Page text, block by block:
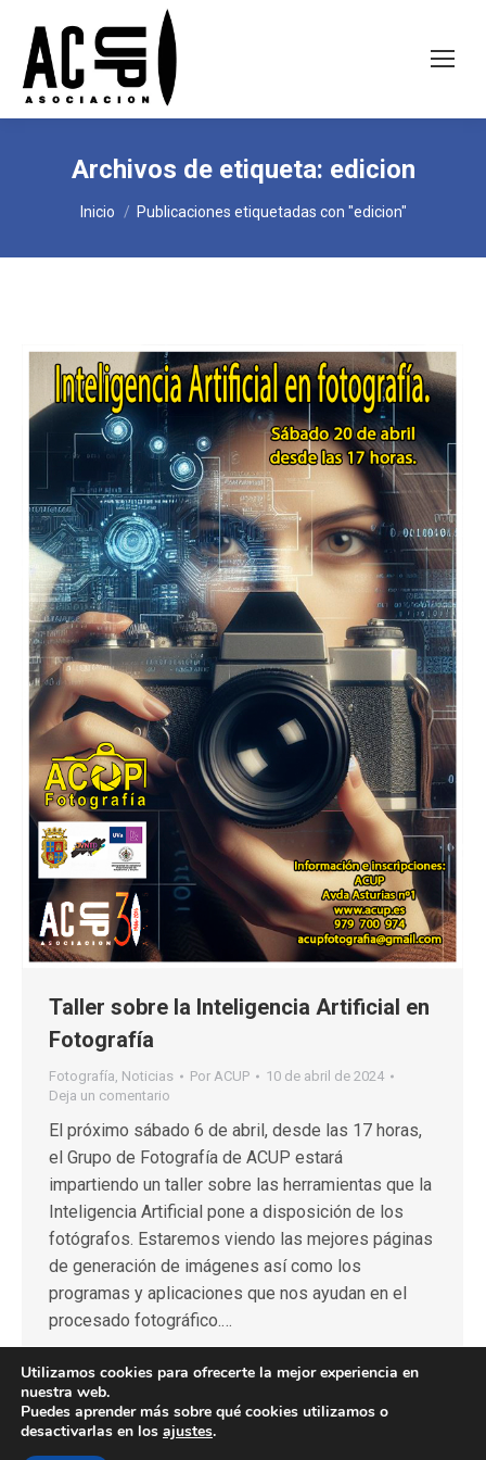
Archivos de etiqueta: edicion
Estás aquí:
Inicio Publicaciones etiquetadas con "edicion"
Taller sobre la Inteligencia Artificial en
Fotografía
Fotografía Noticias Por ACUP
10 de abril de 2024
Deja un comentario
El próximo sábado 6 de abril, desde las 17 horas,
el Grupo de Fotografía de ACUP estará
impartiendo un taller sobre las herramientas que la
Inteligencia Artificial pone a disposición de los
fotógrafos. Estaremos viendo las mejores páginas
de generación de imágenes así como los
programas y aplicaciones que nos ayudan en el
procesado fotográfico.…
Utilizamos cookies para ofrecerte la mejor experiencia en
nuestra web.
Puedes aprender más sobre qué cookies utilizamos o
desactivarlas en los ajustes.